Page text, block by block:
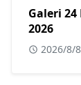
Galeri
2026
2026/8/8